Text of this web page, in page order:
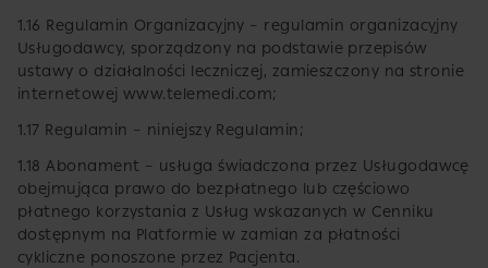
1.16 Regulamin Organizacyjny – regulamin organizacyjny
Usługodawcy, sporządzony na podstawie przepisów
ustawy o działalności leczniczej, zamieszczony na stronie
internetowej www.telemedi.com;
1.17 Regulamin – niniejszy Regulamin;
1.18 Abonament – usługa świadczona przez Usługodawcę
obejmująca prawo do bezpłatnego lub częściowo
płatnego korzystania z Usług wskazanych w Cenniku
dostępnym na Platformie w zamian za płatności
cykliczne ponoszone przez Pacjenta.